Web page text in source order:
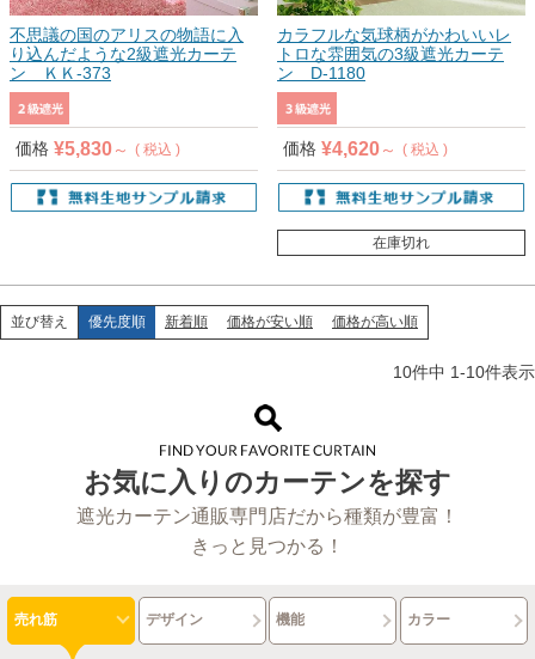
不思議の国のアリスの物語に入
り込んだような2級遮光カーテ
ン ＫＫ-373
価格 ¥5,830 税込
カラフルな気球柄がかわいいレ
トロな雰囲気の3級遮光カーテ
ン D-1180
価格 ¥4,620 税込
在庫切れ
並び替え 優先度順 新着順 価格が安い順 価格が高い順
10件中 1-10件表示
お気に入りのカーテンを探す
遮光カーテン通販専門店だから種類が豊富！
きっと見つかる！
売れ筋 デザイン 機能 カラー